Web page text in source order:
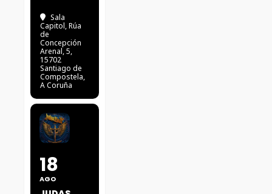
Sala
Capitol, Rúa
de
Concepción
Arenal, 5,
15702
Santiago de
Compostela,
A Coruña
18
AGO